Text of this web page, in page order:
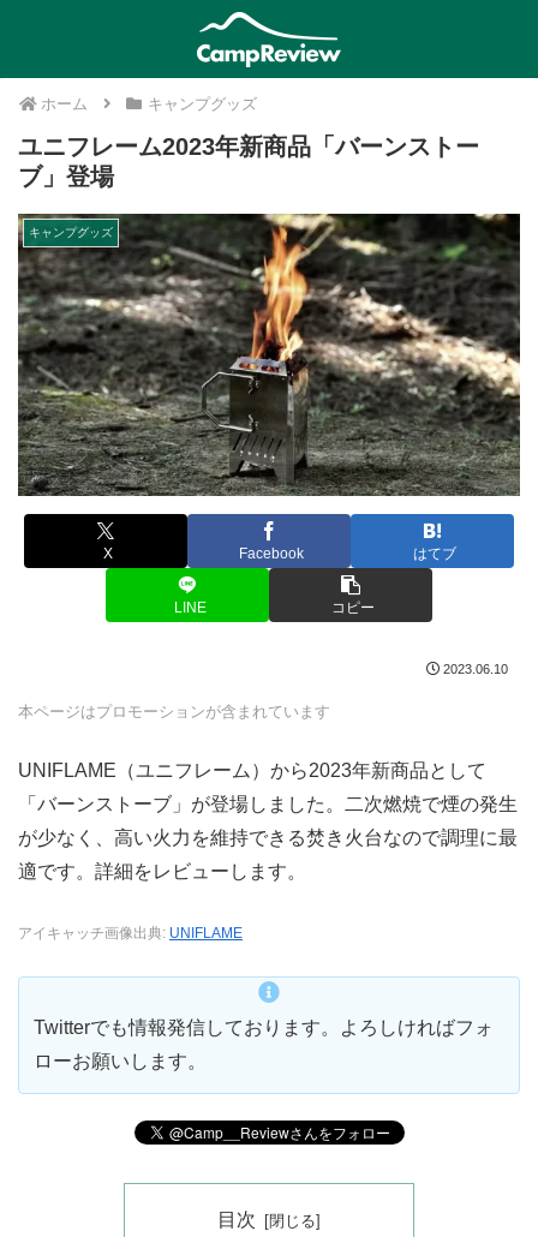
ホーム キャンプグッズ
ユニフレーム2023年新商品「バーンストー
ブ」登場
キャンプグッズ
X Facebook はてブ
LINE コピー
2023.06.10
本ページはプロモーションが含まれています
UNIFLAME（ユニフレーム）から2023年新商品として
「バーンストーブ」が登場しました。二次燃焼で煙の発生
が少なく、高い火力を維持できる焚き火台なので調理に最
適です。詳細をレビューします。
アイキャッチ画像出典: UNIFLAME
Twitterでも情報発信しております。よろしければフォ
ローお願いします。
目次